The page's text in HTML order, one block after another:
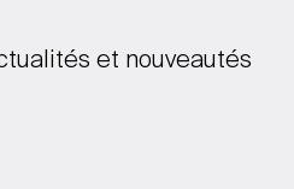
et nouveautés